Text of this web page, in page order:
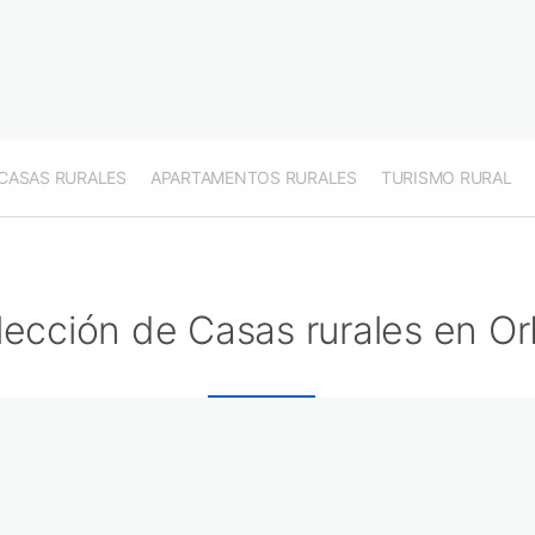
RURALES APARTAMENTOS RURALES TURISMO RURAL
de Casas rurales en